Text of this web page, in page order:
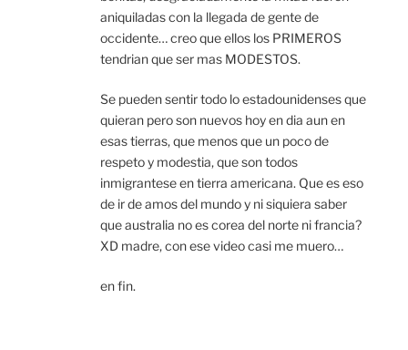
aniquiladas con la llegada de gente de
occidente… creo que ellos los PRIMEROS
tendrian que ser mas MODESTOS.
Se pueden sentir todo lo estadounidenses que
quieran pero son nuevos hoy en dia aun en
esas tierras, que menos que un poco de
respeto y modestia, que son todos
inmigrantese en tierra americana. Que es eso
de ir de amos del mundo y ni siquiera saber
que australia no es corea del norte ni francia?
XD madre, con ese video casi me muero…
en fin.